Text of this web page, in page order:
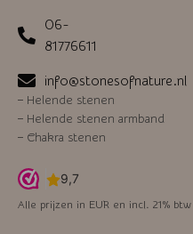
06-
81776611
info@stonesofnature.nl
– Helende stenen
– Helende stenen armband
– Chakra stenen
Alle prijzen in EUR en incl. 21% btw